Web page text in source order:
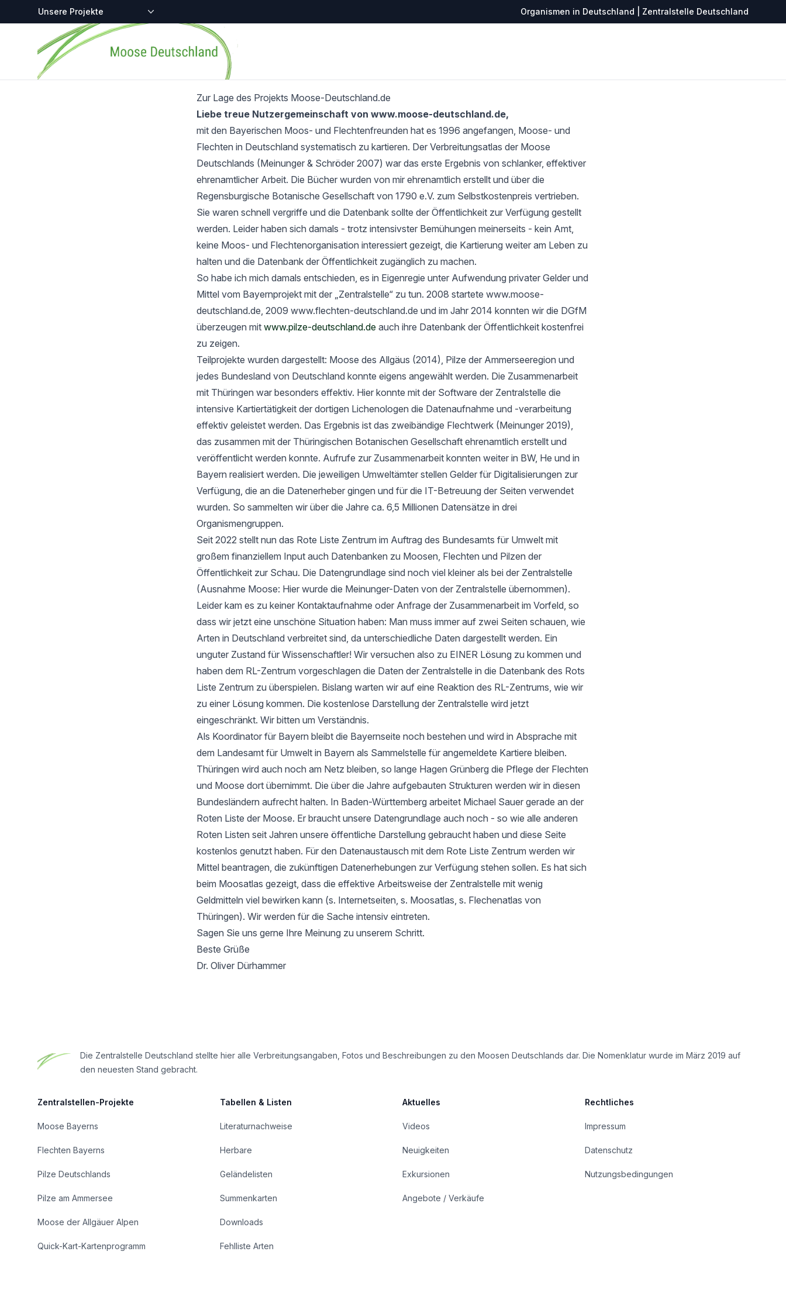
Zentralstellen-Projekte Organismen in Deutschland | Zentralstelle Deutschland
Startseite
Zur Lage des Projekts Moose-Deutschland.de
Liebe treue Nutzergemeinschaft von www.moose-deutschland.de,
mit den Bayerischen Moos- und Flechtenfreunden hat es 1996 angefangen, Moose- und
Flechten in Deutschland systematisch zu kartieren. Der Verbreitungsatlas der Moose
Deutschlands (Meinunger & Schröder 2007) war das erste Ergebnis von schlanker, effektiver
ehrenamtlicher Arbeit. Die Bücher wurden von mir ehrenamtlich erstellt und über die
Regensburgische Botanische Gesellschaft von 1790 e.V. zum Selbstkostenpreis vertrieben.
Sie waren schnell vergriffe und die Datenbank sollte der Öffentlichkeit zur Verfügung gestellt
werden. Leider haben sich damals - trotz intensivster Bemühungen meinerseits - kein Amt,
keine Moos- und Flechtenorganisation interessiert gezeigt, die Kartierung weiter am Leben zu
halten und die Datenbank der Öffentlichkeit zugänglich zu machen.
So habe ich mich damals entschieden, es in Eigenregie unter Aufwendung privater Gelder und
Mittel vom Bayernprojekt mit der „Zentralstelle“ zu tun. 2008 startete www.moose-
deutschland.de, 2009 www.flechten-deutschland.de und im Jahr 2014 konnten wir die DGfM
überzeugen mit www.pilze-deutschland.de auch ihre Datenbank der Öffentlichkeit kostenfrei
zu zeigen.
Teilprojekte wurden dargestellt: Moose des Allgäus (2014), Pilze der Ammerseeregion und
jedes Bundesland von Deutschland konnte eigens angewählt werden. Die Zusammenarbeit
mit Thüringen war besonders effektiv. Hier konnte mit der Software der Zentralstelle die
intensive Kartiertätigkeit der dortigen Lichenologen die Datenaufnahme und -verarbeitung
effektiv geleistet werden. Das Ergebnis ist das zweibändige Flechtwerk (Meinunger 2019),
das zusammen mit der Thüringischen Botanischen Gesellschaft ehrenamtlich erstellt und
veröffentlicht werden konnte. Aufrufe zur Zusammenarbeit konnten weiter in BW, He und in
Bayern realisiert werden. Die jeweiligen Umweltämter stellen Gelder für Digitalisierungen zur
Verfügung, die an die Datenerheber gingen und für die IT-Betreuung der Seiten verwendet
wurden. So sammelten wir über die Jahre ca. 6,5 Millionen Datensätze in drei
Organismengruppen.
Seit 2022 stellt nun das Rote Liste Zentrum im Auftrag des Bundesamts für Umwelt mit
großem finanziellem Input auch Datenbanken zu Moosen, Flechten und Pilzen der
Öffentlichkeit zur Schau. Die Datengrundlage sind noch viel kleiner als bei der Zentralstelle
(Ausnahme Moose: Hier wurde die Meinunger-Daten von der Zentralstelle übernommen).
Leider kam es zu keiner Kontaktaufnahme oder Anfrage der Zusammenarbeit im Vorfeld, so
dass wir jetzt eine unschöne Situation haben: Man muss immer auf zwei Seiten schauen, wie
Arten in Deutschland verbreitet sind, da unterschiedliche Daten dargestellt werden. Ein
unguter Zustand für Wissenschaftler! Wir versuchen also zu EINER Lösung zu kommen und
haben dem RL-Zentrum vorgeschlagen die Daten der Zentralstelle in die Datenbank des Rots
Liste Zentrum zu überspielen. Bislang warten wir auf eine Reaktion des RL-Zentrums, wie wir
zu einer Lösung kommen. Die kostenlose Darstellung der Zentralstelle wird jetzt
eingeschränkt. Wir bitten um Verständnis.
Als Koordinator für Bayern bleibt die Bayernseite noch bestehen und wird in Absprache mit
dem Landesamt für Umwelt in Bayern als Sammelstelle für angemeldete Kartiere bleiben.
Thüringen wird auch noch am Netz bleiben, so lange Hagen Grünberg die Pflege der Flechten
und Moose dort übernimmt. Die über die Jahre aufgebauten Strukturen werden wir in diesen
Bundesländern aufrecht halten. In Baden-Württemberg arbeitet Michael Sauer gerade an der
Roten Liste der Moose. Er braucht unsere Datengrundlage auch noch - so wie alle anderen
Roten Listen seit Jahren unsere öffentliche Darstellung gebraucht haben und diese Seite
kostenlos genutzt haben. Für den Datenaustausch mit dem Rote Liste Zentrum werden wir
Mittel beantragen, die zukünftigen Datenerhebungen zur Verfügung stehen sollen. Es hat sich
beim Moosatlas gezeigt, dass die effektive Arbeitsweise der Zentralstelle mit wenig
Geldmitteln viel bewirken kann (s. Internetseiten, s. Moosatlas, s. Flechenatlas von
Thüringen). Wir werden für die Sache intensiv eintreten.
Sagen Sie uns gerne Ihre Meinung zu unserem Schritt.
Beste Grüße
Dr. Oliver Dürhammer
Die Zentralstelle Deutschland stellte hier alle Verbreitungsangaben, Fotos und Beschreibungen zu den Moosen Deutschlands dar. Die Nomenklatur wurde im März 2019 auf
den neuesten Stand gebracht.
Zentralstellen-Projekte
Moose Bayerns
Flechten Bayerns
Pilze Deutschlands
Pilze am Ammersee
Moose der Allgäuer Alpen
Quick-Kart-Kartenprogramm
Tabellen & Listen
Literaturnachweise
Herbare
Geländelisten
Summenkarten
Downloads
Fehlliste Arten
Aktuelles
Videos
Neuigkeiten
Exkursionen
Angebote / Verkäufe
Rechtliches
Impressum
Datenschutz
Nutzungsbedingungen